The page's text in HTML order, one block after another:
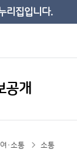
리집입니다.
공개
·소통 소통